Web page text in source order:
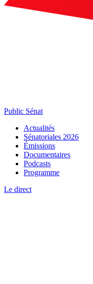
Public Sénat
Actualités
Sénatoriales 2026
Émissions
Documentaires
Podcasts
Programme
Le direct